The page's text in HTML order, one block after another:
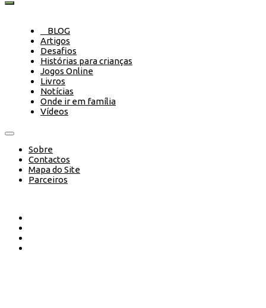
BLOG
Artigos
Desafios
Histórias para crianças
Jogos Online
Livros
Notícias
Onde ir em família
Vídeos
Sobre
Contactos
Mapa do Site
Parceiros